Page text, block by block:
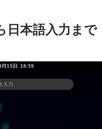
本語入力まで